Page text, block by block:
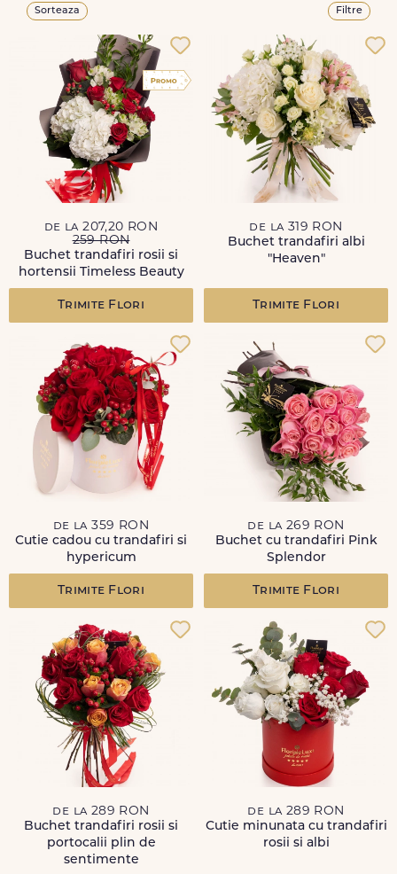
Sorteaza Filtre
de la 207,20 RON
259 RON
Buchet trandafiri rosii si
hortensii Timeless Beauty
Trimite Flori
de la 319 RON
Buchet trandafiri albi
"Heaven"
Trimite Flori
de la 359 RON
Cutie cadou cu trandafiri si
hypericum
Trimite Flori
de la 269 RON
Buchet cu trandafiri Pink
Splendor
Trimite Flori
de la 289 RON
Buchet trandafiri rosii si
portocalii plin de
sentimente
de la 289 RON
Cutie minunata cu trandafiri
rosii si albi